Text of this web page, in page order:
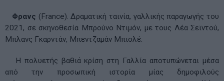
Φρανς (France). Δραματική ταινία, γαλλικής παραγωγής του
2021, σε σκηνοθεσία Μπρούνο Ντιμόν, με τους Λέα Σεϊντού,
Μπλανς Γκαρντάν, Μπεντζαμάν Μπιολέ.
Η πολυετής βαθιά κρίση στη Γαλλία αποτυπώνεται μέσα
από την προσωπική ιστορία μίας δημοφιλούς